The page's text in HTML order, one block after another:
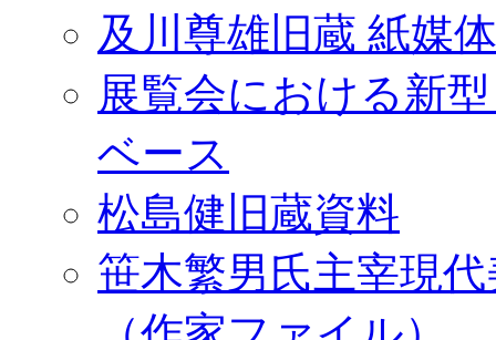
及川尊雄旧蔵 紙媒
展覧会における新
ベース
松島健旧蔵資料
笹木繁男氏主宰現